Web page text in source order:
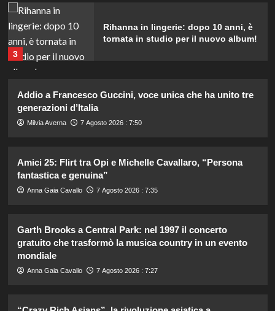
3
Rihanna in lingerie: dopo 10 anni, è
tornata in studio per il nuovo album!
4
Soraya: “Ho tradito” e rompe il
5
emozionanti in motoslitta sul
secondo ghiacciaio più grande
celebrazione in famiglia da mamma
bis emozionante e gioiosa.
Addio a Francesco Guccini, voce unica che ha unito tre
generazioni d’Italia
Milvia Averna 7 Agosto 2026 : 7:50
Amici 25: Flirt tra Opi e Michelle Cavallaro, “Persona
fantastica e genuina”
Anna Gaia Cavallo 7 Agosto 2026 : 7:35
Garth Brooks a Central Park: nel 1997 il concerto
gratuito che trasformò la musica country in un evento
mondiale
Anna Gaia Cavallo 7 Agosto 2026 : 7:27